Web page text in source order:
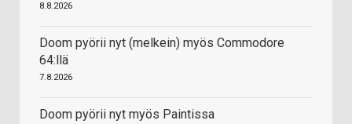
8.8.2026
Doom pyörii nyt (melkein) myös Commodore
64:llä
7.8.2026
Doom pyörii nyt myös Paintissa